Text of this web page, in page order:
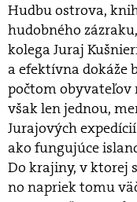
Hudbu ostrova,
hudobného
kolega Juraj
a efektívna dokáže
počtom obyvateľov
však len jednou,
Jurajových
ako fungujúce
Do krajiny, v ktorej
no napriek tomu